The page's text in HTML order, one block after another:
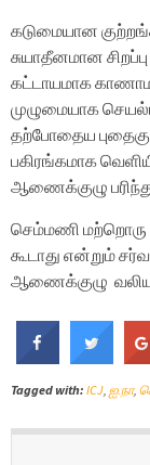
கடுமையான
சுயாதீனமான
கட்டாயமாக
முழுமையாக
தற்போதைய
பகிரங்கமாக
ஆணைக்குழு
செம்மணி மற்றொரு
கூடாது என்றும்
ஆணைக்குழு
Tagged with: ICJ, ஐ.நா,